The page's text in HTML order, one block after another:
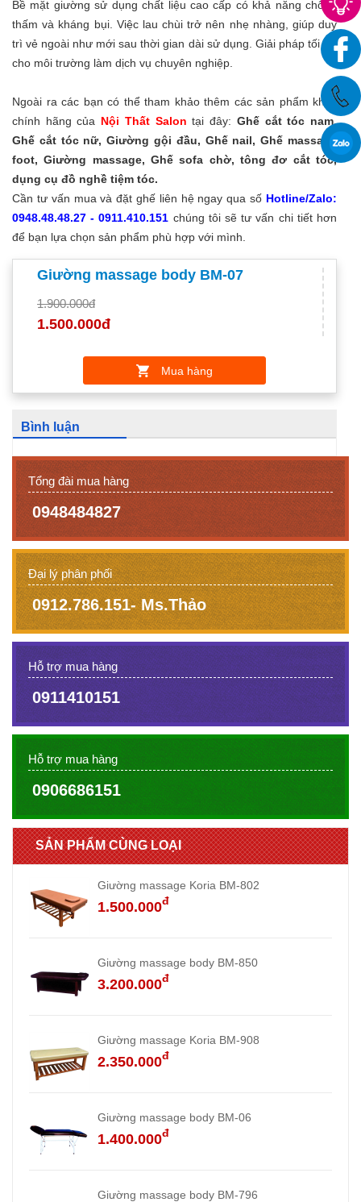
Bề mặt giường sử dụng chất liệu cao cấp có khả năng chống
thấm và kháng bụi. Việc lau chùi trở nên nhẹ nhàng, giúp duy
trì vẻ ngoài như mới sau thời gian dài sử dụng. Giải pháp tối ưu
cho môi trường làm dịch vụ chuyên nghiệp.
Ngoài ra các bạn có thể tham khảo thêm các sản phẩm khác
chính hãng của Nội Thất Salon tại đây: Ghế cắt tóc nam,
Ghế cắt tóc nữ, Giường gội đầu, Ghế nail, Ghế massage
foot, Giường massage, Ghế sofa chờ, tông đơ cắt tóc,
dụng cụ đồ nghề tiệm tóc.
Cần tư vấn mua và đặt ghế liên hệ ngay qua số Hotline/Zalo:
0948.48.48.27 - 0911.410.151 chúng tôi sẽ tư vấn chi tiết hơn
để bạn lựa chọn sản phẩm phù hợp với mình.
Giường massage body BM-07
1.900.000đ
1.500.000đ
Mua hàng
Bình luận
Tổng đài mua hàng
0948484827
Đại lý phân phối
0912.786.151- Ms.Thảo
Hỗ trợ mua hàng
0911410151
Hỗ trợ mua hàng
0906686151
SẢN PHẨM CÙNG LOẠI
Giường massage Koria BM-802
1.500.000đ
Giường massage body BM-850
3.200.000đ
Giường massage Koria BM-908
2.350.000đ
Giường massage body BM-06
1.400.000đ
Giường massage body BM-796